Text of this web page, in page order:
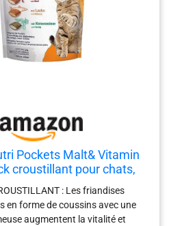
Pockets Malt& Vitamin
croustillant pour chats,
farce crémeuse et des
- 1 sachet (1 à
150 g)
: Les friandises
en forme de coussins avec une
augmentent la vitalité et